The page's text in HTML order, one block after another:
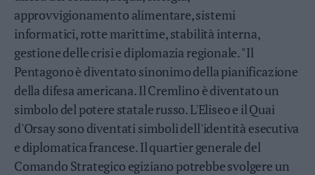
Social media
approvvigionamento alimentare, sistemi
informatici, rotte marittime, stabilità interna,
gestione delle crisi e diplomazia regionale. "Il
Pentagono è diventato sinonimo della pianificazione
della difesa americana. Il Cremlino è diventato un
simbolo del potere statale russo. L'Eliseo e il Quai
d'Orsay sono diventati simboli dell'identità esecutiva
e diplomatica francese. Il quartier generale del
Comando Strategico egiziano potrebbe svolgere un